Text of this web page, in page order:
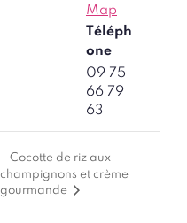
Map
Téléph
one
09 75
66 79
63
Cocotte de riz aux
champignons et crème
gourmande